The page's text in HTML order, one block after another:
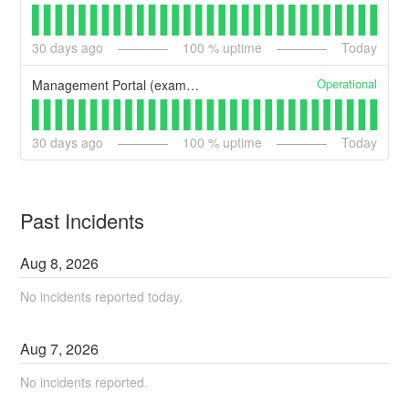
30 days ago 100 % uptime Today
Management Portal (example) Operational
30 days ago 100 % uptime Today
Past Incidents
Aug8,2026
No incidents reported today.
Aug7,2026
No incidents reported.